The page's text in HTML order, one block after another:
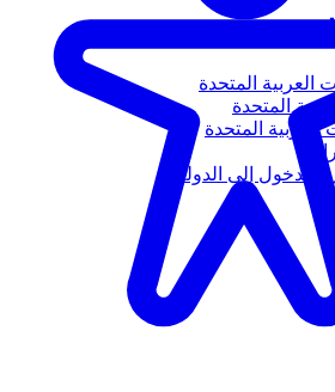
المتحدة
المتحدة
المتحدة
إلى الدولة